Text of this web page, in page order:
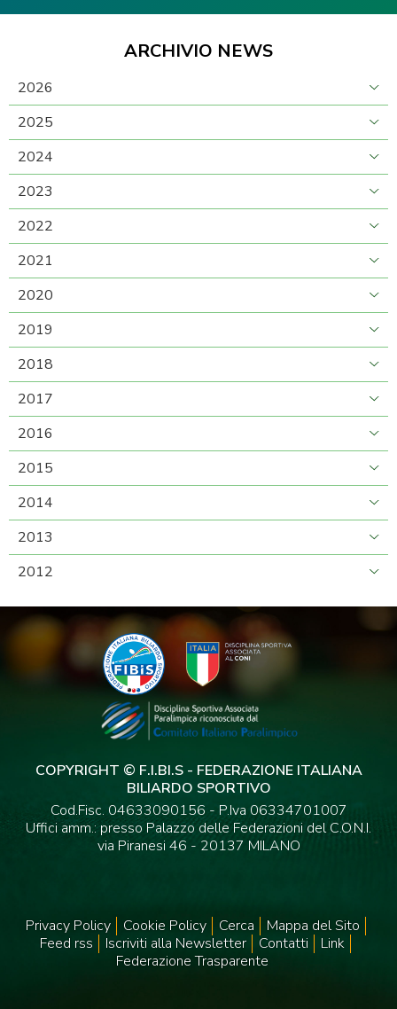
ARCHIVIO NEWS
2026
2025
2024
2023
2022
2021
2020
2019
2018
2017
2016
2015
2014
2013
2012
COPYRIGHT © F.I.BI.S - FEDERAZIONE ITALIANA
BILIARDO SPORTIVO
Cod.Fisc. 04633090156 - P.Iva 06334701007
Uffici amm.: presso Palazzo delle Federazioni del C.O.N.I.
via Piranesi 46 - 20137 MILANO
Privacy Policy Cookie Policy Cerca
Mappa del Sito
Feed rss
Iscriviti alla Newsletter Contatti
Link
Federazione Trasparente